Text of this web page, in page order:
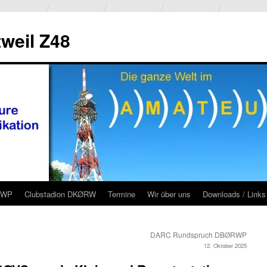
Z48
Clubstadion DKØRW Termine Wir über uns Downloads / Links
DARC Rundspruch DBØRWP
12. Oktober 2025